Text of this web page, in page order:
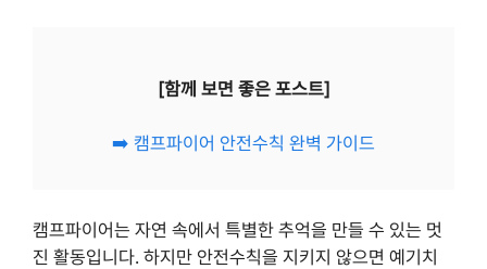
[함께 보면 좋은 포스트]
➡️ 캠프파이어 안전수칙 완벽 가이드
캠프파이어는 자연 속에서 특별한 추억을 만들 수 있는 멋
진 활동입니다. 하지만 안전수칙을 지키지 않으면 예기치